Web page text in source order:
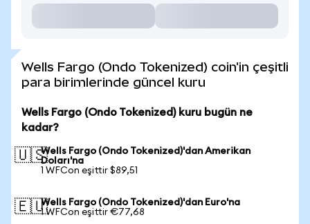
Wells Fargo (Ondo Tokenized) coin'in çeşitli
para birimlerinde güncel kuru
Wells Fargo (Ondo Tokenized) kuru bugün ne
kadar?
🇺🇸Wells Fargo (Ondo Tokenized)'dan Amerikan
Doları'na
1 WFCon eşittir $89,51
🇪🇺Wells Fargo (Ondo Tokenized)'dan Euro'na
1 WFCon eşittir €77,68